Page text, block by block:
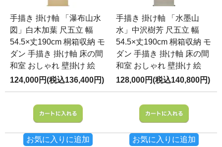
手描き 掛け軸 「瀑布山水
図」白木加葉 尺五立 幅
54.5×丈190cm 桐箱収納 モ
ダン 手描き 掛け軸 床の間
和室 おしゃれ 壁掛け 絵
124,000円(税込136,400円)
お気に入りに追加
手描き 掛け軸 「水墨山
水」中沢樹芳 尺五立 幅
54.5×丈190cm 桐箱収納 モ
ダン 手描き 掛け軸 床の間
和室 おしゃれ 壁掛け 絵
128,000円(税込140,800円)
お気に入りに追加